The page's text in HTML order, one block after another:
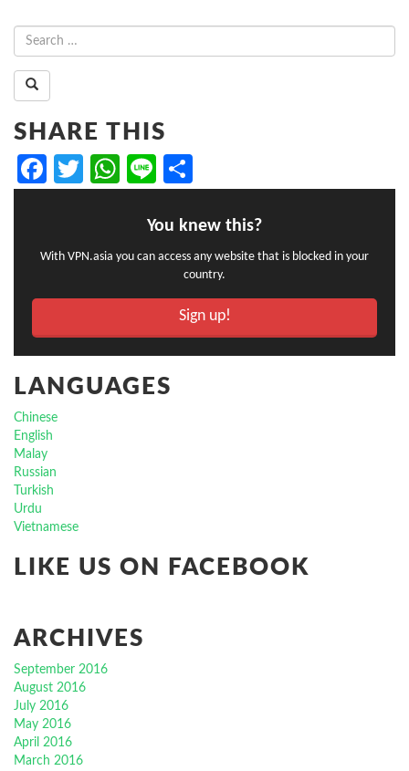
SHARE THIS
Facebook
Twitter
WhatsApp
Line
You knew this?
With VPN.asia you can access any website that is blocked in your
country.
Sign up!
LANGUAGES
Chinese
English
Malay
Russian
Turkish
Urdu
Vietnamese
LIKE US ON FACEBOOK
ARCHIVES
September 2016
August 2016
July 2016
May 2016
April 2016
March 2016